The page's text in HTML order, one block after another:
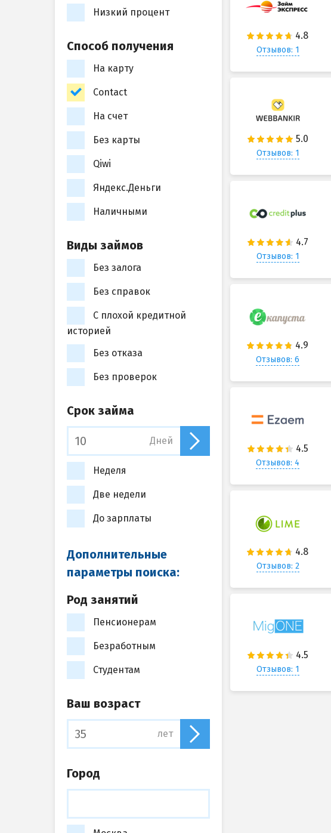
Отзывов: 1
Отзывов: 1
Отзывов: 1
Отзывов: 6
Отзывов: 4
Отзывов: 2
Отзывов: 1
Низкий процент
Способ получения
На карту
Contact
На счет
Без карты
Qiwi
Яндекс.Деньги
Наличными
Виды займов
Без залога
Без справок
С плохой кредитной
историей
Без отказа
Без проверок
Срок займа
Дней
Неделя
Две недели
До зарплаты
Дополнительные
параметры поиска:
Род занятий
Пенсионерам
Безработным
Студентам
Ваш возраст
лет
Город